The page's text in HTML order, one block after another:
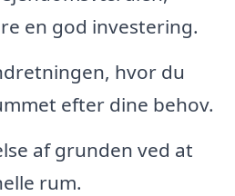
en god investering.
hvor du
efter dine behov.
af grunden ved at
rum.